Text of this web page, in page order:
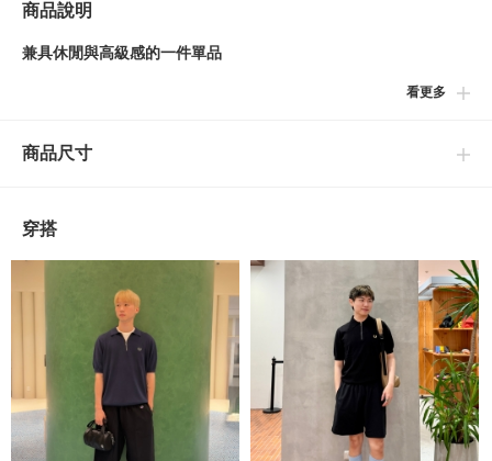
商品說明
兼具休閒與高級感的一件單品
設計。帶有高級氛圍感的一款商品。
■養護方法
（詳細請參閱商品附屬的洗滌標籤）
FRED PERRY
FRED PERRY起源於英國，由曾經征服世界四大網球公開賽贏得
「大滿貫」至高無上榮譽的傳奇網球選手Frederick John Perry於
1952年創立。品牌得到溫布頓的正式授權，得以生產象徵公開賽
看更多
商品尺寸
穿搭